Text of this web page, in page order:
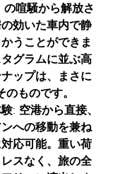
喧騒から解放さ
効いた車内で静
うことができま
グラムに並ぶ高
ップは、まさに
のものです。
: 空港から直接、
への移動を兼ね
応可能。重い荷
スなく、旅の全